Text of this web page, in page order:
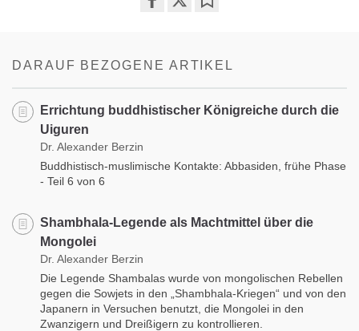
DARAUF BEZOGENE ARTIKEL
Errichtung buddhistischer Königreiche durch die
Uiguren
Dr. Alexander Berzin
Buddhistisch-muslimische Kontakte: Abbasiden, frühe Phase
- Teil 6 von 6
Shambhala-Legende als Machtmittel über die
Mongolei
Dr. Alexander Berzin
Die Legende Shambalas wurde von mongolischen Rebellen
gegen die Sowjets in den „Shambhala-Kriegen“ und von den
Japanern in Versuchen benutzt, die Mongolei in den
Zwanzigern und Dreißigern zu kontrollieren.